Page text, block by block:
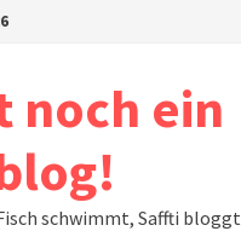
noch ein
schwimmt, Saffti bloggt